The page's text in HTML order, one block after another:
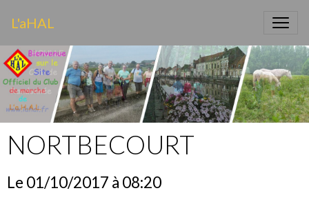
L'aHAL
NORTBECOURT
Le 01/10/2017 à 08:20